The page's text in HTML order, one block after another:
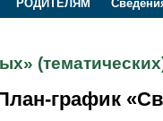
РОДИТЕЛЯМ
график